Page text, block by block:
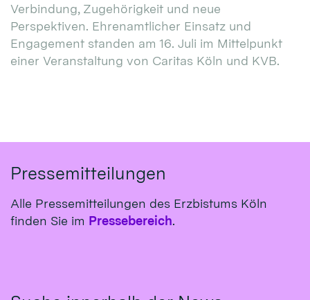
Verbindung, Zugehörigkeit und neue
Perspektiven. Ehrenamtlicher Einsatz und
Engagement standen am 16. Juli im Mittelpunkt
einer Veranstaltung von Caritas Köln und KVB.
Pressemitteilungen
Alle Pressemitteilungen des Erzbistums Köln
finden Sie im Pressebereich.